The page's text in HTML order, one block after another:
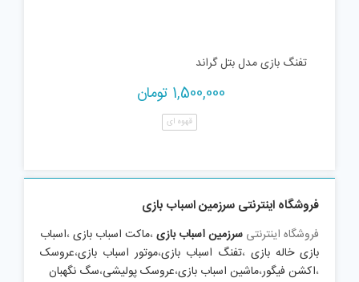
تفنگ بازی مدل بتل گراند
1,500,000 تومان
قهوه ای
فروشگاه اینترنتی سرزمین اسباب بازی
فروشگاه اینترنتی سرزمین اسباب بازی،ماکت اسباب بازی،اسباب
بازی خاله بازی ،تفنگ اسباب بازی،موتور اسباب بازی،عروسک
،اکشن فیگور،ماشین اسباب بازی،عروسک پولیشی،سگ نگهبان